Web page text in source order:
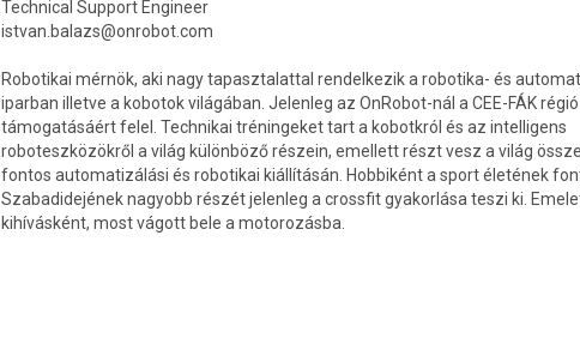
Technical Support Engineer
istvan.balazs@onrobot.com
Robotikai mérnök, aki nagy tapasztalattal rendelkezik a robotika- és
iparban illetve a kobotok világában. Jelenleg az OnRobot-nál a CEE-FÁK
támogatásáért felel. Technikai tréningeket tart a kobotkról és az intelligens
roboteszközökről a világ különböző részein, emellett részt vesz a világ
fontos automatizálási és robotikai kiállításán. Hobbiként a sport életének
Szabadidejének nagyobb részét jelenleg a crossfit gyakorlása teszi ki.
kihívásként, most vágott bele a motorozásba.